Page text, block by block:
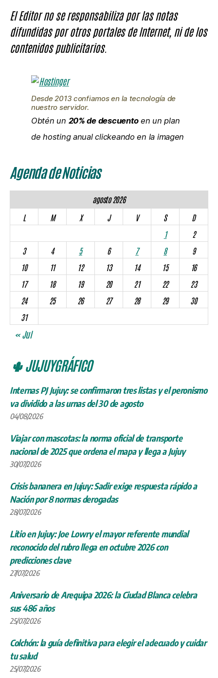
El Editor no se responsabiliza por las notas
difundidas por otros portales de Internet, ni de los
contenidos publicitarios.
Desde 2013 confiamos en la tecnología de
nuestro servidor.
Obtén un 20% de descuentoen un plan
de hosting anual clickeando en la imagen
Agenda de Noticias
agosto 2026
L
M X J V S
D
1
2
3
4 5 6 7 8
9
10
11 12 13 14 15
16
17
18 19 20 21 22
23
24
25 26 27 28 29
30
31
« Jul
🌵 JUJUYGRÁFICO
Internas PJ Jujuy: se confirmaron tres listas y el peronismo
va dividido a las urnas del 30 de agosto
04/08/2026
Viajar con mascotas: la norma oficial de transporte
nacional de 2025 que ordena el mapa y llega a Jujuy
30/07/2026
Crisis bananera en Jujuy: Sadir exige respuesta rápido a
Nación por 8 normas derogadas
28/07/2026
Litio en Jujuy: Joe Lowry el mayor referente mundial
reconocido del rubro llega en octubre 2026 con
predicciones clave
27/07/2026
Aniversario de Arequipa 2026: la Ciudad Blanca celebra
sus 486 años
25/07/2026
Colchón: la guía definitiva para elegir el adecuado y cuidar
tu salud
25/07/2026